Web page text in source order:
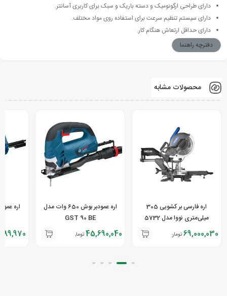
دارای طراحی ارگونومیک و دسته باریک و سبک برای کاربری آسانتر.
دارای سیستم تنظیم سرعت برای استفاده روی مواد مختلف.
دارای حداقل ارتعاش هنگام کار.
دفترچه راهنما
محصولات مشابه
اره فارسی بر کشویی 305
میلی‌متری نووا مدل 5732
69,000,030 تومان
اره عمودبر بوش 650 وات مدل
GST 90 BE
45,690,040 تومان